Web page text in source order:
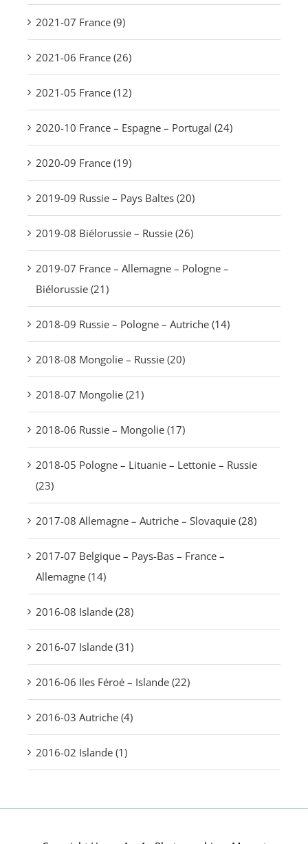
2021-07 France (9)
2021-06 France (26)
2021-05 France (12)
2020-10 France – Espagne – Portugal (24)
2020-09 France (19)
2019-09 Russie – Pays Baltes (20)
2019-08 Biélorussie – Russie (26)
2019-07 France – Allemagne – Pologne –
Biélorussie (21)
2018-09 Russie – Pologne – Autriche (14)
2018-08 Mongolie – Russie (20)
2018-07 Mongolie (21)
2018-06 Russie – Mongolie (17)
2018-05 Pologne – Lituanie – Lettonie – Russie
(23)
2017-08 Allemagne – Autriche – Slovaquie (28)
2017-07 Belgique – Pays-Bas – France –
Allemagne (14)
2016-08 Islande (28)
2016-07 Islande (31)
2016-06 Iles Féroé – Islande (22)
2016-03 Autriche (4)
2016-02 Islande (1)